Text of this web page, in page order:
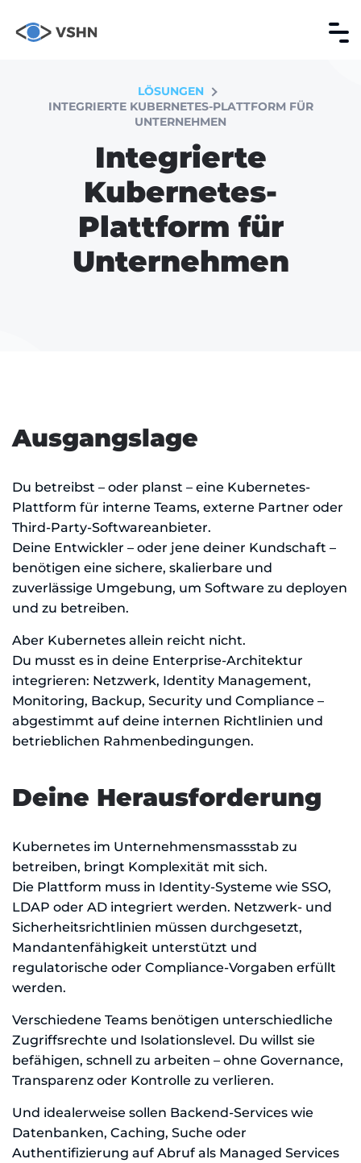
LÖSUNGEN
INTEGRIERTE KUBERNETES-PLATTFORM FÜR
UNTERNEHMEN
Integrierte
Kubernetes-
Plattform für
Unternehmen
Ausgangslage
Du betreibst – oder planst – eine Kubernetes-
Plattform für interne Teams, externe Partner oder
Third-Party-Softwareanbieter.
Deine Entwickler – oder jene deiner Kundschaft –
benötigen eine sichere, skalierbare und
zuverlässige Umgebung, um Software zu deployen
und zu betreiben.
Aber Kubernetes allein reicht nicht.
Du musst es in deine Enterprise-Architektur
integrieren: Netzwerk, Identity Management,
Monitoring, Backup, Security und Compliance –
abgestimmt auf deine internen Richtlinien und
betrieblichen Rahmenbedingungen.
Deine Herausforderung
Kubernetes im Unternehmensmassstab zu
betreiben, bringt Komplexität mit sich.
Die Plattform muss in Identity-Systeme wie SSO,
LDAP oder AD integriert werden. Netzwerk- und
Sicherheitsrichtlinien müssen durchgesetzt,
Mandantenfähigkeit unterstützt und
regulatorische oder Compliance-Vorgaben erfüllt
werden.
Verschiedene Teams benötigen unterschiedliche
Zugriffsrechte und Isolationslevel. Du willst sie
befähigen, schnell zu arbeiten – ohne Governance,
Transparenz oder Kontrolle zu verlieren.
Und idealerweise sollen Backend-Services wie
Datenbanken, Caching, Suche oder
Authentifizierung auf Abruf als Managed Services